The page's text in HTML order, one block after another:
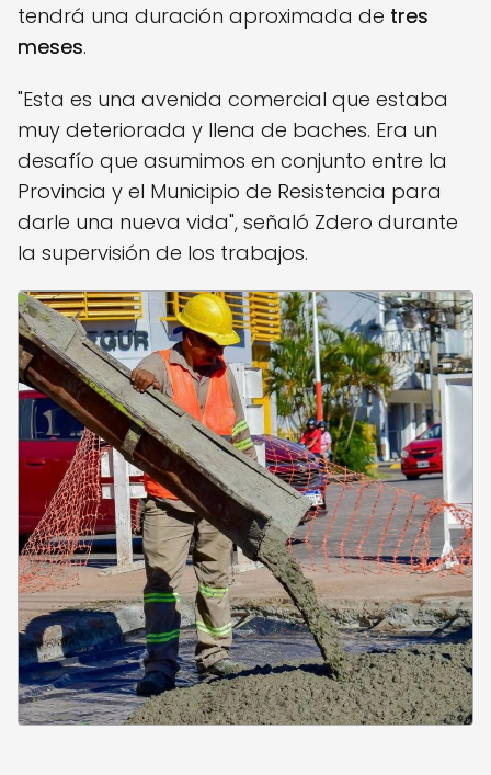
tendrá una duración aproximada de tres
meses.
"Esta es una avenida comercial que estaba
muy deteriorada y llena de baches. Era un
desafío que asumimos en conjunto entre la
Provincia y el Municipio de Resistencia para
darle una nueva vida", señaló Zdero durante
la supervisión de los trabajos.